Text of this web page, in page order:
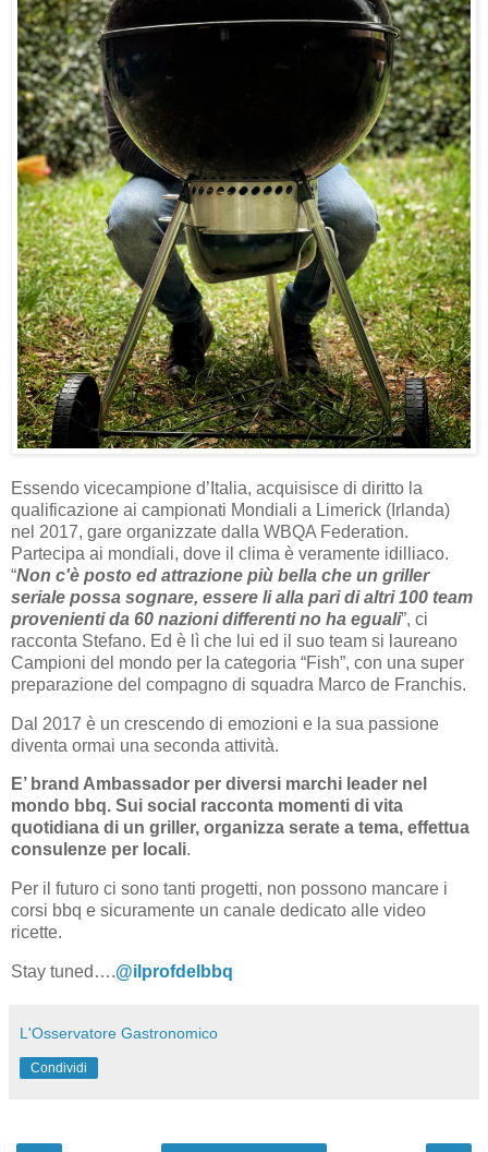
Essendo vicecampione d’Italia, acquisisce di diritto la
qualificazione ai campionati Mondiali a Limerick (Irlanda)
nel 2017, gare organizzate dalla WBQA Federation.
Partecipa ai mondiali, dove il clima è veramente idilliaco.
“Non c'è posto ed attrazione più bella che un griller
seriale possa sognare, essere li alla pari di altri 100 team
provenienti da 60 nazioni differenti no ha eguali”, ci
racconta Stefano. Ed è lì che lui ed il suo team si laureano
Campioni del mondo per la categoria “Fish”, con una super
preparazione del compagno di squadra Marco de Franchis.
Dal 2017 è un crescendo di emozioni e la sua passione
diventa ormai una seconda attività.
E’ brand Ambassador per diversi marchi leader nel
mondo bbq. Sui social racconta momenti di vita
quotidiana di un griller, organizza serate a tema, effettua
consulenze per locali.
Per il futuro ci sono tanti progetti, non possono mancare i
corsi bbq e sicuramente un canale dedicato alle video
ricette.
Stay tuned….@ilprofdelbbq
L'Osservatore Gastronomico
Condividi